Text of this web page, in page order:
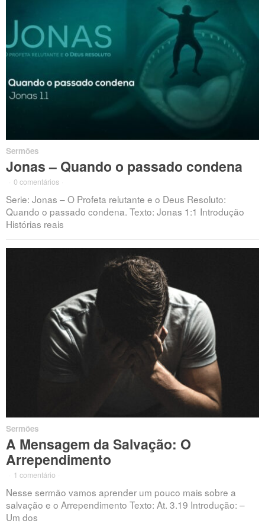
Sermões
Jonas – Quando o passado condena
0 comentários
Serie: Jonas – O Profeta relutante e o Deus Resoluto:
Quando o passado condena. Texto: Jonas 1:1 Introdução
Histórias reais
Sermões
A Mensagem da Salvação: O
Arrependimento
1 comentário
Nesse sermão vamos aprender um pouco mais sobre a
salvação e o Arrependimento Texto: At. 3.19 Introdução: –
Um dos